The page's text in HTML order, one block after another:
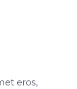
eros,